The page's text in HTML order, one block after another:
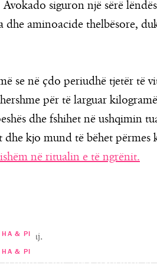
siguron një sërë
dhe aminoacide thelbësore,
se në çdo periudhë tjetër të
për të larguar
dhe fshihet në ushqimin
kjo mund të bëhet
në ritualin e të ngrënit.
tuaj.
HA & PI
tonë pas ushqimeve
HA & PI